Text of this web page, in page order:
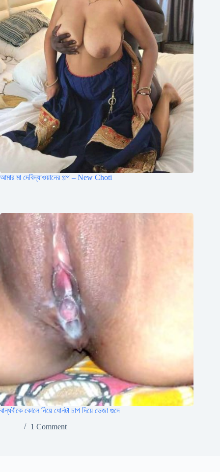
আমার মা দেবিদ্যাওয়ানের গল্প – New Choti
বান্ধবীকে কোলে নিয়ে ধোনটা চাপ দিয়ে ভেজা গুদে
1 Comment